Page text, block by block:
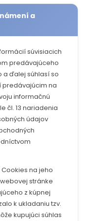
a
súvisiacich
predávajúceho
a ďalej súhlasí so
na
informačnú
čl. 13 nariadenia
údajov
na jeho
stránke
z kúpnej
k ukladaniu tzv.
kupujúci súhlas